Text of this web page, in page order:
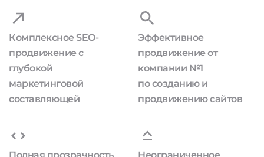
Комплексное SEO-
продвижение с
глубокой
маркетинговой
составляющей
Эффективное
продвижение от
компании №1
по созданию и
продвижению сайтов